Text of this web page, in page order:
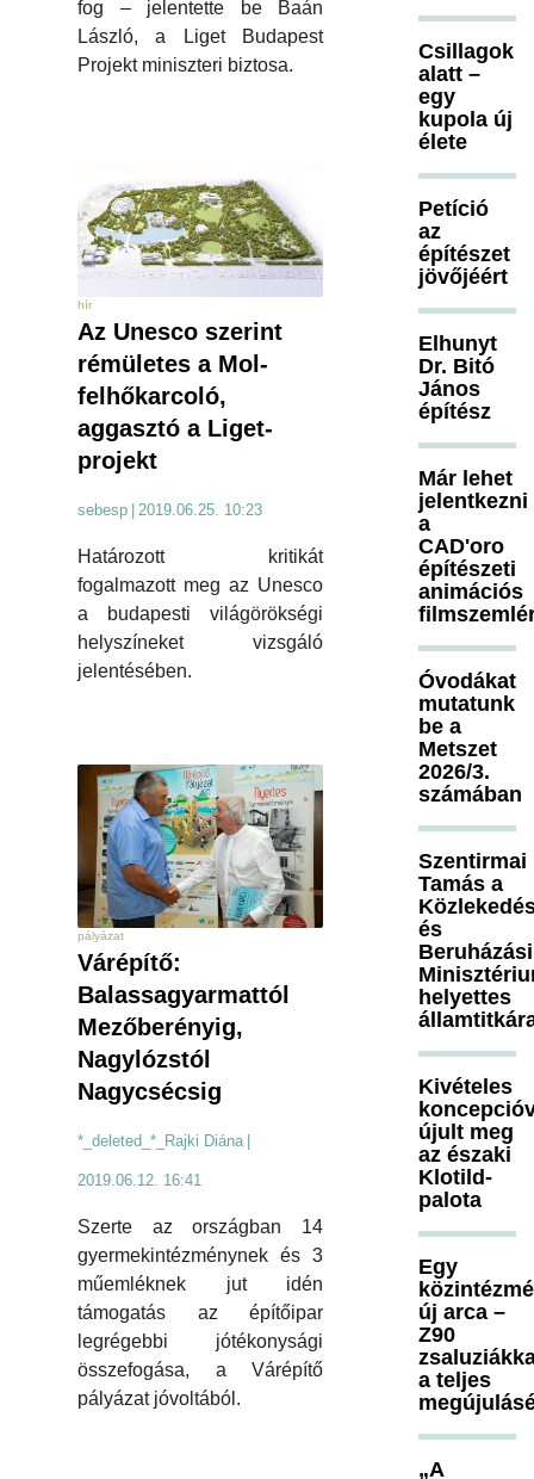
fog – jelentette be Baán
László, a Liget Budapest
Projekt miniszteri biztosa.
hír
Az Unesco szerint
rémületes a Mol-
felhőkarcoló,
aggasztó a Liget-
projekt
sebesp | 2019.06.25. 10:23
Határozott kritikát
fogalmazott meg az Unesco
a budapesti világörökségi
helyszíneket vizsgáló
jelentésében.
pályázat
Várépítő:
Balassagyarmattól
Mezőberényig,
Nagylózstól
Nagycsécsig
*_deleted_*_Rajki Diána
2019.06.12. 16:41
Szerte az országban 14
gyermekintézménynek és 3
műemléknek jut idén
támogatás az építőipar
legrégebbi jótékonysági
összefogása, a Várépítő
pályázat jóvoltából.
Csillagok
alatt –
egy
kupola új
élete
Petíció
az
építészet
jövőjéért
Elhunyt
Dr. Bitó
János
építész
Már lehet
jelentkezni
a
CAD'oro
építészeti
animációs
Óvodákat
mutatunk
be a
Metszet
2026/3.
számában
Szentirmai
Tamás a
és
Beruházási
helyettes
Kivételes
újult meg
az északi
Klotild-
palota
Egy
új arca –
Z90
a teljes
„A